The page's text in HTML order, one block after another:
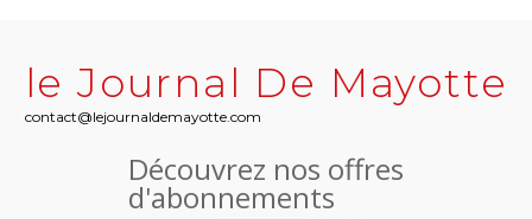
le Journal De Mayotte
contact@lejournaldemayotte.com
Découvrez nos offres
d'abonnements